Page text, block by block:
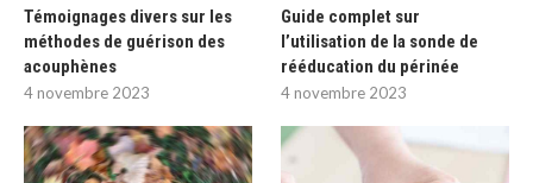
Témoignages divers sur les
méthodes de guérison des
acouphènes
4 novembre 2023
Guide complet sur
l’utilisation de la sonde de
rééducation du périnée
4 novembre 2023